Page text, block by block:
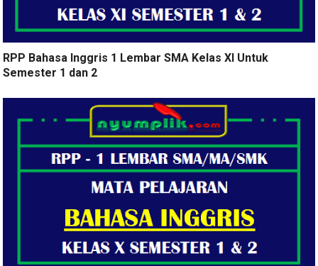
RPP Bahasa Inggris 1 Lembar SMA Kelas XI Untuk
Semester 1 dan 2